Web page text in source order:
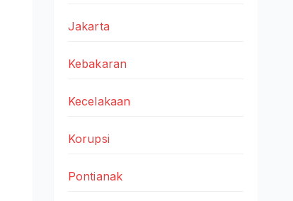
Jakarta
Kebakaran
Kecelakaan
Korupsi
Pontianak